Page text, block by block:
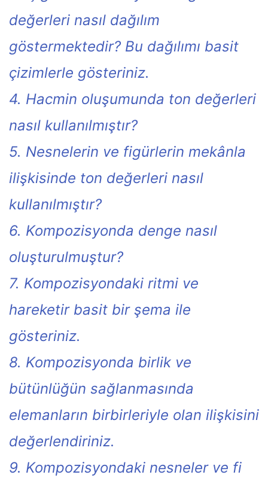
değerleri nasıl dağılım
göstermektedir? Bu dağılımı basit
çizimlerle gösteriniz.
4. Hacmin oluşumunda ton değerleri
nasıl kullanılmıştır?
5. Nesnelerin ve figürlerin mekânla
ilişkisinde ton değerleri nasıl
kullanılmıştır?
6. Kompozisyonda denge nasıl
oluşturulmuştur?
7. Kompozisyondaki ritmi ve
hareketir basit bir şema ile
gösteriniz.
8. Kompozisyonda birlik ve
bütünlüğün sağlanmasında
elemanların birbirleriyle olan ilişkisini
değerlendiriniz.
9. Kompozisyondaki nesneler ve fi